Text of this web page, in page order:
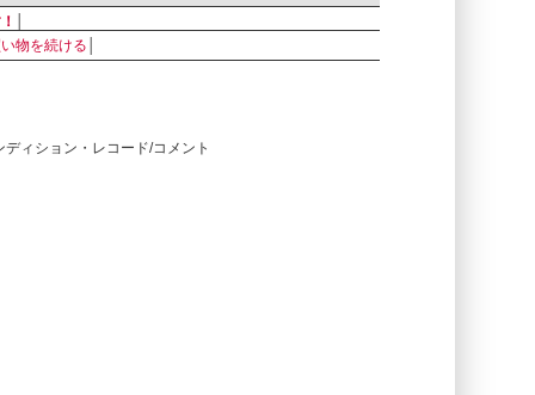
物を続ける
ィション・レコード/コメント